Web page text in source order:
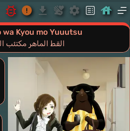
wa Kyou mo Yuuutsu
القط الماهر مكتئب